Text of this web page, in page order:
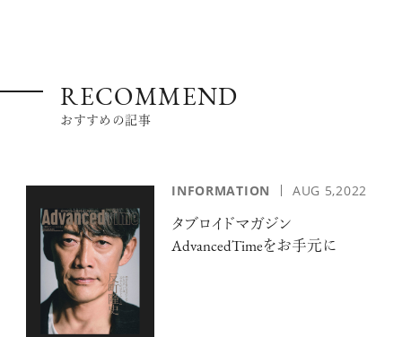
RECOMMEND
おすすめの記事
INFORMATION AUG 5,2022
タブロイドマガジン
AdvancedTimeをお手元に